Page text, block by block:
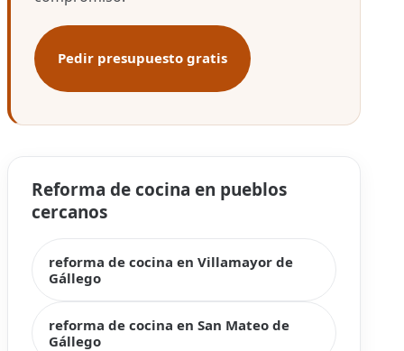
Pedir presupuesto gratis
Reforma de cocina en pueblos
cercanos
reforma de cocina en Villamayor de
Gállego
reforma de cocina en San Mateo de
Gállego